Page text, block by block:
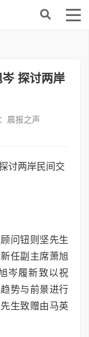
探讨两岸
晨报之声
讨两岸民间交
问钮则坚先生
任副主席萧旭
岑履新致以祝
势与前景进行
生致赠由马英